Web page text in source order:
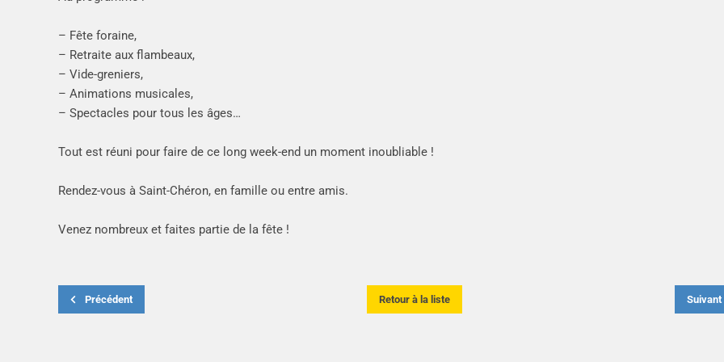
– Fête foraine,
– Retraite aux flambeaux,
– Vide-greniers,
– Animations musicales,
– Spectacles pour tous les âges…
Tout est réuni pour faire de ce long week-end un moment inoubliable !
Rendez-vous à Saint-Chéron, en famille ou entre amis.
Venez nombreux et faites partie de la fête !
Précédent Retour à la liste Suivant